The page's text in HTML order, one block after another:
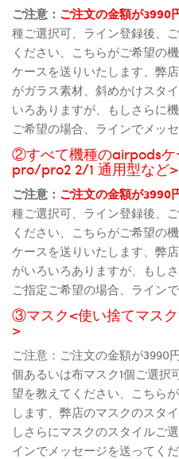
ご注意： ご注文の金額が3990
種ご選択可、ライン登録後、
ください、こちらがご希望の
ケースを送りいたします、弊
がガラス素材、斜めかけスタ
いろありますが、もしさらに
ご希望の場合、ラインでメッ
②すべて機種のairpods
pro/pro2 2/1 通用型など>
ご注意： ご注文の金額が3990
種ご選択可、ライン登録後、
ください、こちらがご希望の
ケースを送りいたします、弊
がいろいろありますが、もし
ご指定ご希望の場合、ライン
③マスク<使い捨てマスク
>
ご注意：ご注文の金額が3990
個あるいは布マスク1個ご選
望を教えてください、こちら
します、弊店のマスクのスタ
しさらにマスクのスタイルご
インでメッセージを送ってく